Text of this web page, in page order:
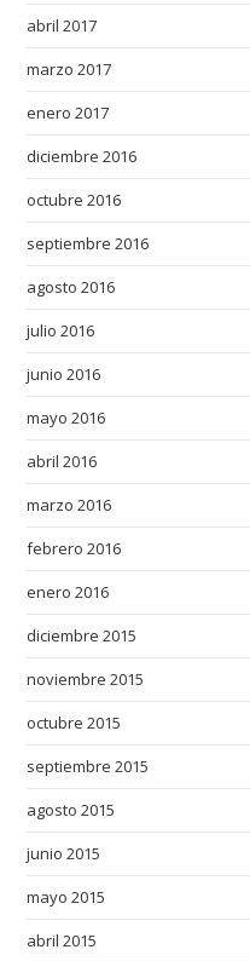
abril 2017
marzo 2017
enero 2017
diciembre 2016
octubre 2016
septiembre 2016
agosto 2016
julio 2016
junio 2016
mayo 2016
abril 2016
marzo 2016
febrero 2016
enero 2016
diciembre 2015
noviembre 2015
octubre 2015
septiembre 2015
agosto 2015
junio 2015
mayo 2015
abril 2015